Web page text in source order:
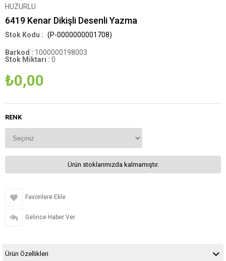
HUZURLU
6419 Kenar Dikişli Desenli Yazma
(P-0000000001708)
Barkod : 1000000198003
Stok Miktarı : 0
₺0,00
RENK
Ürün stoklarımızda kalmamıştır.
Favorilere Ekle
Gelince Haber Ver
Ürün Özellikleri